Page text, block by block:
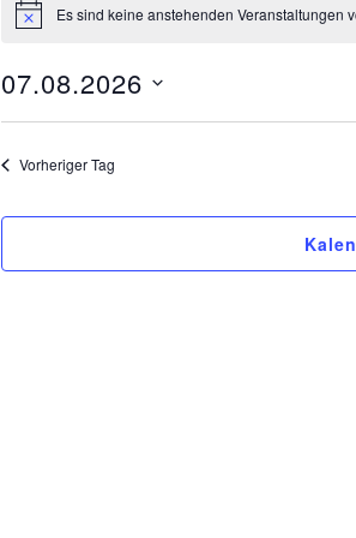
07.08.2026
HinweisEs sind keine anstehenden Veranstaltungen
07.08.2026
Datum
Vorheriger Tag